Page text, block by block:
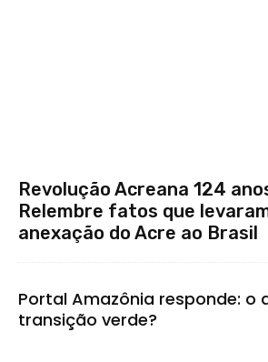
Revolução Acreana 124
Relembre fatos que
anexação do Acre ao Brasil
Portal Amazônia responde: o
transição verde?